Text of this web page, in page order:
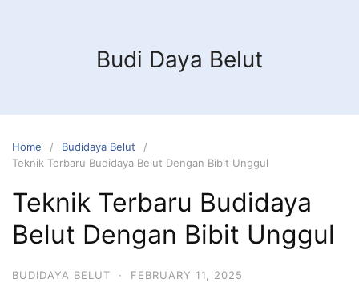
Budi Daya Belut
Home
Budidaya Belut
Teknik Terbaru Budidaya Belut Dengan Bibit Unggul
Teknik Terbaru Budidaya
Belut Dengan Bibit Unggul
BUDIDAYA BELUT · FEBRUARY 11, 2025